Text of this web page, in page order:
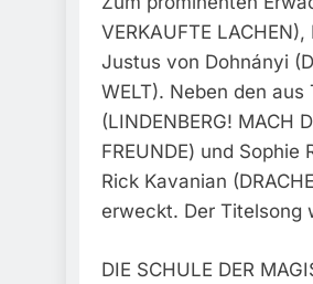
VERKAUFTE
Justus von Dohnányi
WELT). Neben den
(LINDENBERG! MACH
FREUNDE) und Sophie
Rick Kavanian
erweckt. Der Titelsong
DIE SCHULE DER